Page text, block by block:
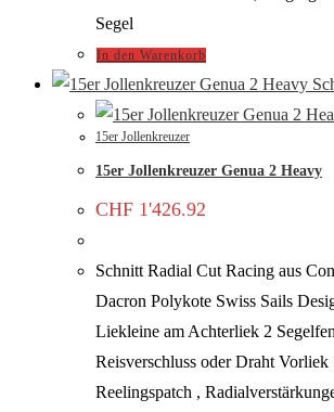
Segel
In den Warenkorb
15er Jollenkreuzer
15er Jollenkreuzer Genua 2 Heavy
CHF 1'426.92
Schnitt Radial Cut Racing aus
Dacron Polykote Swiss Sails
Liekleine am Achterliek 2
Reisverschluss oder Draht
Reelingspatch ,